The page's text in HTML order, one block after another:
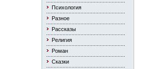
Психология
Разное
Рассказы
Религия
Роман
Сказки